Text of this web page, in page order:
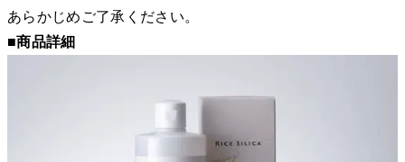
あらかじめご了承ください。
■商品詳細